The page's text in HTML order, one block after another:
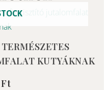
KUTYÁKNAK
Ft